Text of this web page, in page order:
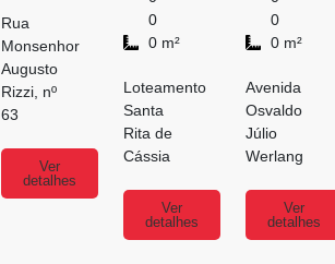
Rua
Monsenhor
Augusto
Rizzi, nº
63
Ver
detalhes
0
0 m²
Loteamento
Santa
Rita de
Cássia
Ver
detalhes
0
0 m²
Avenida
Osvaldo
Júlio
Werlang
Ver
detalhes